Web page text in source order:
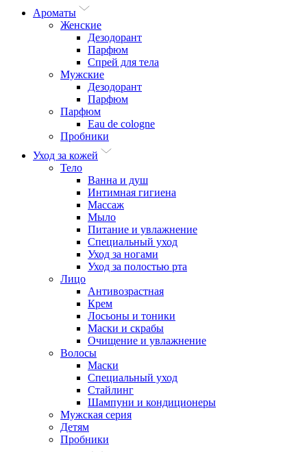
Ароматы
Женские
Дезодорант
Парфюм
Спрей для тела
Мужские
Дезодорант
Парфюм
Парфюм
Eau de cologne
Пробники
Уход за кожей
Тело
Ванна и душ
Интимная гигиена
Массаж
Мыло
Питание и увлажнение
Специальный уход
Уход за ногами
Уход за полостью рта
Лицо
Антивозрастная
Крем
Лосьоны и тоники
Маски и скрабы
Очищение и увлажнение
Волосы
Маски
Специальный уход
Стайлинг
Шампуни и кондиционеры
Мужская серия
Детям
Пробники